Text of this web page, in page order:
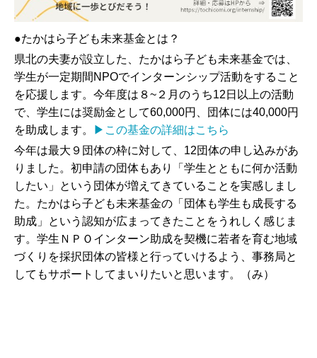
●たかはら子ども未来基金とは？
県北の夫妻が設立した、たかはら子ども未来基金では、
学生が一定期間NPOでインターンシップ活動をすること
を応援します。今年度は８~２月のうち12日以上の活動
で、学生には奨励金として60,000円、団体には40,000円
を助成します。
▶この基金の詳細はこちら
今年は最大９団体の枠に対して、12団体の申し込みがあ
りました。初申請の団体もあり「学生とともに何か活動
したい」という団体が増えてきていることを実感しまし
た。たかはら子ども未来基金の「団体も学生も成長する
助成」という認知が広まってきたことをうれしく感じま
す。学生ＮＰＯインターン助成を契機に若者を育む地域
づくりを採択団体の皆様と行っていけるよう、事務局と
してもサポートしてまいりたいと思います。（み）